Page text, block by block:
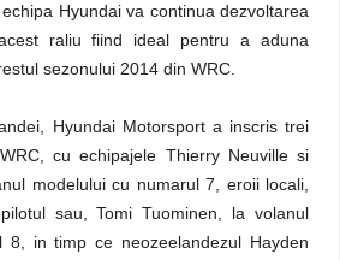
Hyundai va continua dezvoltarea
raliu fiind ideal pentru a aduna
sezonului 2014 din WRC.
Hyundai Motorsport a inscris trei
cu echipajele Thierry Neuville si
modelului cu numarul 7, eroii locali,
sau, Tomi Tuominen, la volanul
8, in timp ce neozeelandezul Hayden